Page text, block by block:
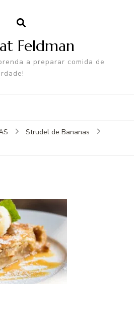
Feldman
a preparar comida de
Strudel de Bananas